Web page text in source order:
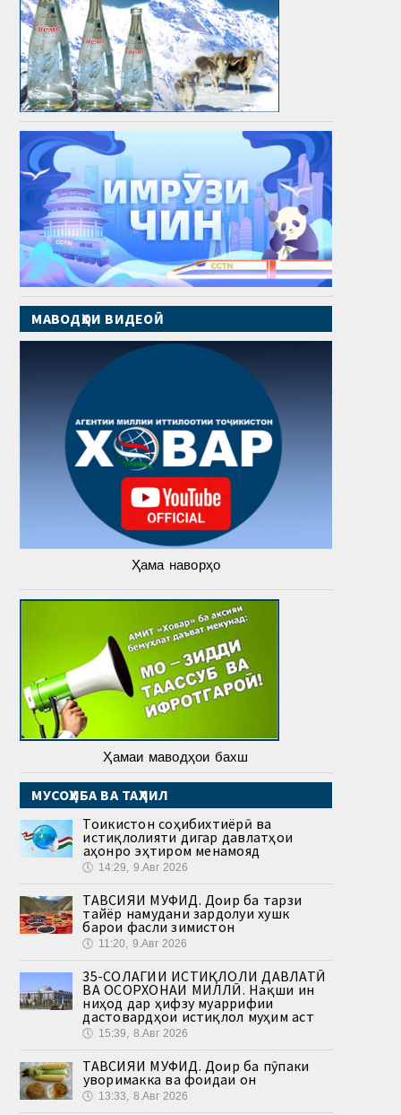
МАВОДҲОИ ВИДЕОӢ
Ҳама наворҳо
Ҳамаи маводҳои бахш
МУСОҲИБА ВА ТАҲЛИЛ
Тоҷикистон соҳибихтиёрӣ ва
истиқлолияти дигар давлатҳои
ҷаҳонро эҳтиром менамояд
🕔 14:29, 9.Авг 2026
ТАВСИЯИ МУФИД. Доир ба тарзи
тайёр намудани зардолуи хушк
барои фасли зимистон
🕔 11:20, 9.Авг 2026
35-СОЛАГИИ ИСТИҚЛОЛИ ДАВЛАТӢ
ВА ОСОРХОНАИ МИЛЛӢ. Нақши ин
ниҳод дар ҳифзу муаррифии
дастовардҳои истиқлол муҳим аст
🕔 15:39, 8.Авг 2026
ТАВСИЯИ МУФИД. Доир ба пӯпаки
ҷуворимакка ва фоидаи он
🕔 13:33, 8.Авг 2026